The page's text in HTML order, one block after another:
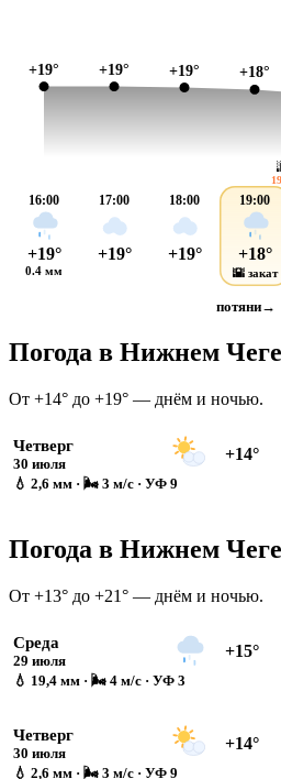
+19° +19° +19° +18°
16:00
+19°
0.4 мм
17:00
+19°
18:00
+19°
19:00
+18°
🌇 закат
потяни→
Погода в Нижнем
От +14° до +19° — днём и ночью.
Четверг
30 июля +14°
💧 2,6 мм · 🌬 3 м/с · УФ 9
Погода в Нижнем
От +13° до +21° — днём и ночью.
Среда
29 июля +15°
💧 19,4 мм · 🌬 4 м/с · УФ 3
Четверг
30 июля +14°
💧 2,6 мм · 🌬 3 м/с · УФ 9